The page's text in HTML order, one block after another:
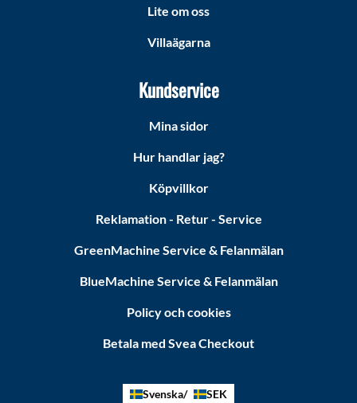
Lite om oss
Villaägarna
Kundservice
Mina sidor
Hur handlar jag?
Köpvillkor
Reklamation - Retur - Service
GreenMachine Service & Felanmälan
BlueMachine Service & Felanmälan
Policy och cookies
Betala med Svea Checkout
Svenska SEK